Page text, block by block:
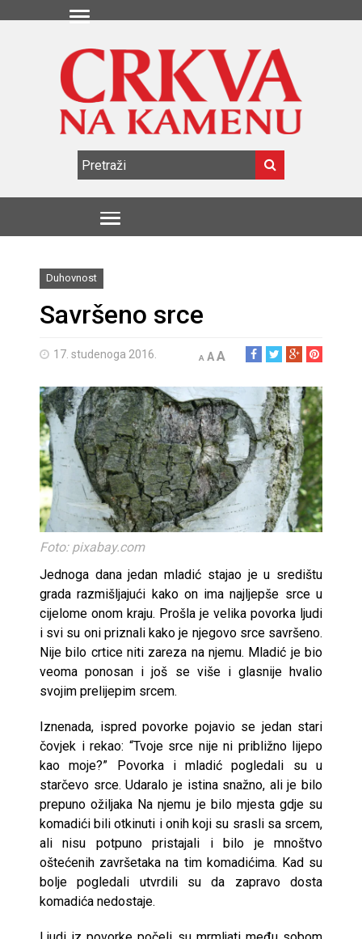
Duhovnost
Savršeno srce
17. studenoga 2016. A AA
Foto: pixabay.com
Jednoga dana jedan mladić stajao je u središtu
grada razmišljajući kako on ima najljepše srce u
cijelome onom kraju. Prošla je velika povorka ljudi
i svi su oni priznali kako je njegovo srce savršeno.
Nije bilo crtice niti zareza na njemu. Mladić je bio
veoma ponosan i još se više i glasnije hvalio
svojim prelijepim srcem.
Iznenada, ispred povorke pojavio se jedan stari
čovjek i rekao: “Tvoje srce nije ni približno lijepo
kao moje?” Povorka i mladić pogledali su u
starčevo srce. Udaralo je istina snažno, ali je bilo
prepuno ožiljaka Na njemu je bilo mjesta gdje su
komadići bili otkinuti i onih koji su srasli sa srcem,
ali nisu potpuno pristajali i bilo je mnoštvo
oštećenih završetaka na tim komadićima. Kad su
bolje pogledali utvrdili su da zapravo dosta
komadića nedostaje.